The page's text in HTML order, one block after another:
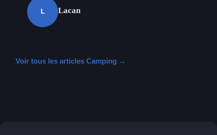
L Lacan
Voir tous les articles Camping →